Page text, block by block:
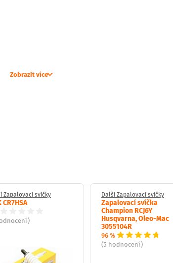
Zobrazit více
Zapalovací svíčky
CR7HSA
Další Zapalovací svíčky
Zapalovací svíčka
Champion RCJ6Y
Husqvarna, Oleo-Mac
3055104R
96 %
(5 hodnocení)